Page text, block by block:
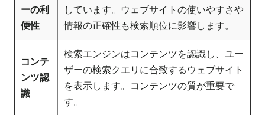
ーの利
便性
しています。ウェブサイトの使いやすさや
情報の正確性も検索順位に影響します。
コンテ
ンツ認
識
検索エンジンはコンテンツを認識し、ユー
ザーの検索クエリに合致するウェブサイト
を表示します。コンテンツの質が重要で
す。